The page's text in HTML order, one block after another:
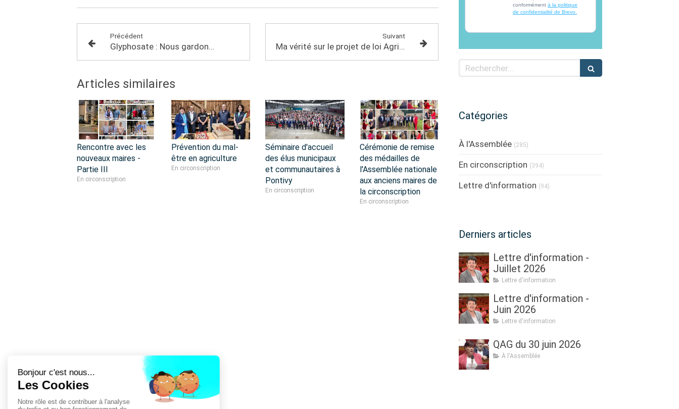
Précédent
Glyphosate : Nous gardons le cap !
Suivant
Ma vérité sur le projet de loi Agriculture et Alimentation
Articles similaires
Rencontre avec les
nouveaux maires -
Partie III
En circonscription
Prévention du mal-
être en agriculture
En circonscription
Séminaire d'accueil
des élus municipaux
et communautaires à
Pontivy
En circonscription
Cérémonie de remise
des médailles de
l'Assemblée nationale
aux anciens maires de
la circonscription
En circonscription
conformément à la politique
de confidentialité de Brevo.
Rechercher
Catégories
À l'Assemblée (285)
En circonscription (394)
Lettre d'information (94)
Derniers articles
Lettre d'information -
Juillet 2026
Lettre d'information
Lettre d'information -
Juin 2026
Lettre d'information
QAG du 30 juin 2026
À l'Assemblée